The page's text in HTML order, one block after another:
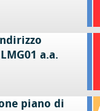
a.a.
piano di